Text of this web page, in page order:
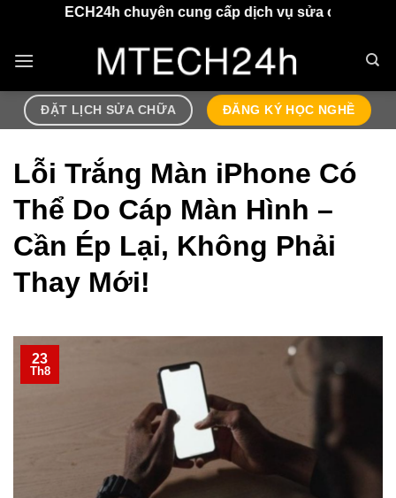
nội
chuyên cung cấp dịch vụ sửa chữa điện thoại,
ĐẶT LỊCH SỬA CHỮA ĐĂNG KÝ HỌC NGHỀ
Lỗi Trắng Màn iPhone Có
Thể Do Cáp Màn Hình –
Cần Ép Lại, Không Phải
Thay Mới!
23
Th8